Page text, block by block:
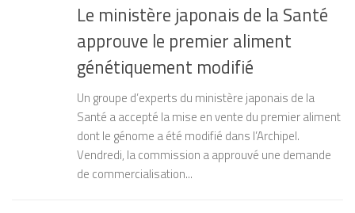
Le ministère japonais de la Santé
approuve le premier aliment
génétiquement modifié
Un groupe d’experts du ministère japonais de la
Santé a accepté la mise en vente du premier aliment
dont le génome a été modifié dans l’Archipel.
Vendredi, la commission a approuvé une demande
de commercialisation...